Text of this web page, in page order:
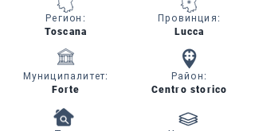
Регион :
Toscana
Lucca
Провинция:
Муниципалитет:
Forte
Район:
Centro storico